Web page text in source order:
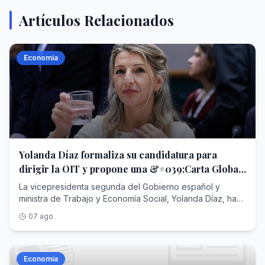
Artículos Relacionados
Economía
Yolanda Díaz formaliza su candidatura para
dirigir la OIT y propone una &#039;Carta Global
de Derechos Laborales&#039;
La vicepresidenta segunda del Gobierno español y
ministra de Trabajo y Economía Social, Yolanda Díaz, ha
general de la Organización Internacional del Trabajo
(OIT) , según ha adelantado este viernes el diario Cinco
Días y ha confirmado Europa Press. La candidatura de
Díaz para dirigir la OIT, que fue anunciada por Moncloa
07 ago
Economía